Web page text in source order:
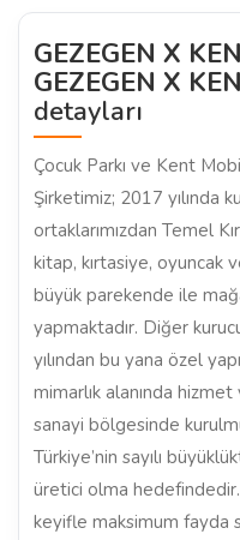
GEZEGEN X
GEZEGEN X
detayları
Çocuk Parkı ve Kent
Şirketimiz; 2017 yılında
ortaklarımızdan Temel
kitap, kırtasiye, oyuncak
büyük parekende ile
yapmaktadır. Diğer
yılından bu yana özel
mimarlık alanında
sanayi bölgesinde
Türkiye’nin sayılı
üretici olma
keyifle maksimum fayda